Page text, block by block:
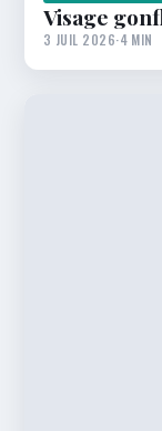
Visage
3 JUIL 2026·4 MIN